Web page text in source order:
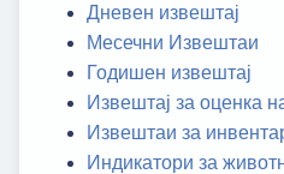
Дневен извештај
Месечни Извештаи
Годишен извештај
Извештај за оценка
Извештаи за
Индикатори за